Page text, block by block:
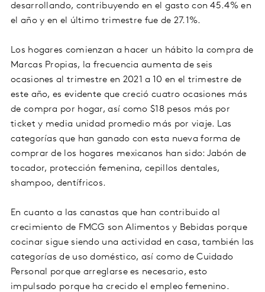
desarrollando, contribuyendo en el gasto con 45.4% en
el año y en el último trimestre fue de 27.1%.
Los hogares comienzan a hacer un hábito la compra de
Marcas Propias, la frecuencia aumenta de seis
ocasiones al trimestre en 2021 a 10 en el trimestre de
este año, es evidente que creció cuatro ocasiones más
de compra por hogar, así como $18 pesos más por
ticket y media unidad promedio más por viaje. Las
categorías que han ganado con esta nueva forma de
comprar de los hogares mexicanos han sido: Jabón de
tocador, protección femenina, cepillos dentales,
shampoo, dentífricos.
En cuanto a las canastas que han contribuido al
crecimiento de FMCG son Alimentos y Bebidas porque
cocinar sigue siendo una actividad en casa, también las
categorías de uso doméstico, así como de Cuidado
Personal porque arreglarse es necesario, esto
impulsado porque ha crecido el empleo femenino.